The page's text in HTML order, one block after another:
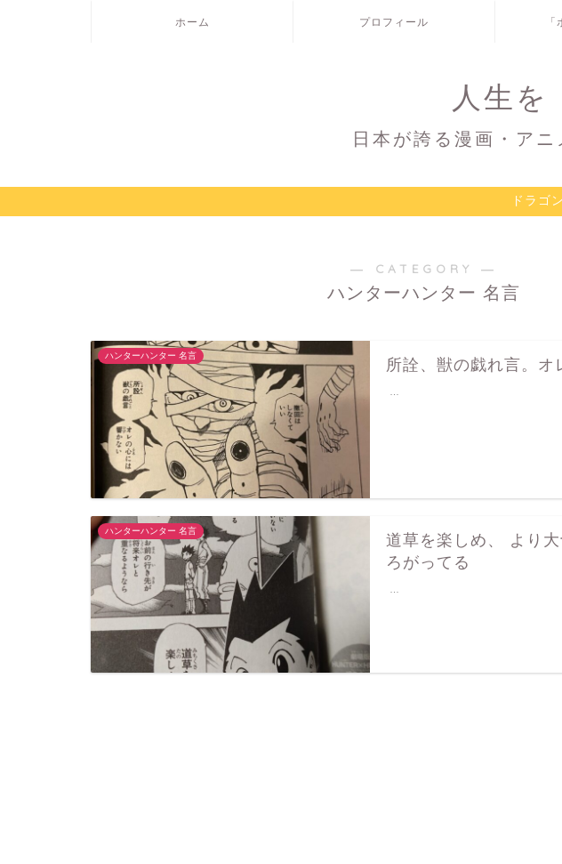
ホーム プロフィール
人生を
日本が誇る漫画・アニ
ドラゴ
― CATEGORY ―
ハンターハンター 名言
ハンターハンター 名言
所詮、獣の戯れ言。オ
ハンターハンター 名言
道草を楽しめ、 より
ろがってる